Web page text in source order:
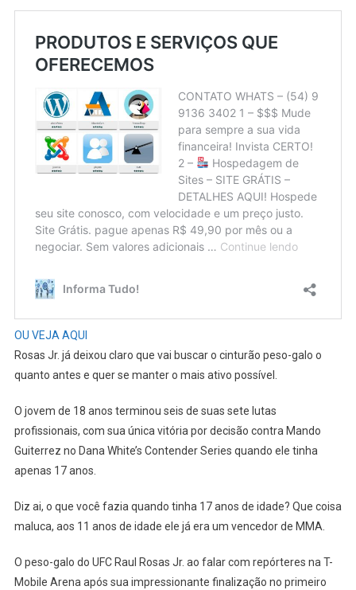
OU VEJA AQUI
Rosas Jr. já deixou claro que vai buscar o cinturão peso-galo o
quanto antes e quer se manter o mais ativo possível.
O jovem de 18 anos terminou seis de suas sete lutas
profissionais, com sua única vitória por decisão contra Mando
Guiterrez no Dana White’s Contender Series quando ele tinha
apenas 17 anos.
Diz ai, o que você fazia quando tinha 17 anos de idade? Que coisa
maluca, aos 11 anos de idade ele já era um vencedor de MMA.
O peso-galo do UFC Raul Rosas Jr. ao falar com repórteres na T-
Mobile Arena após sua impressionante finalização no primeiro